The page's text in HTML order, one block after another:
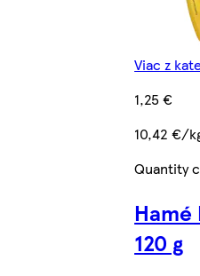
Viac z
1,25 €
10,42 €/
Quantity
120 g